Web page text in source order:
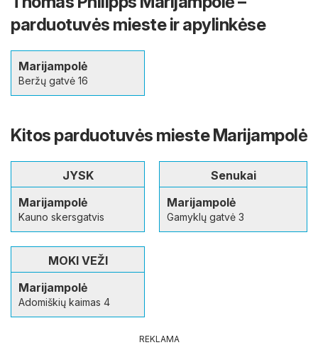
parduotuvės mieste ir apylinkėse
Marijampolė
Beržų gatvė 16
Kitos parduotuvės mieste Marijampolė
JYSK
Marijampolė
Kauno skersgatvis
Senukai
Marijampolė
Gamyklų gatvė 3
MOKI VEŽI
Marijampolė
Adomiškių kaimas 4
REKLAMA